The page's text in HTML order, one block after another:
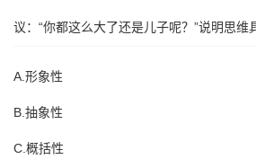
议：“你都这么大了还是儿子呢？”说明思维
A.形象性
B.抽象性
C.概括性